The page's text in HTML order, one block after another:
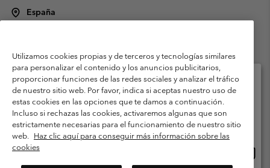
España
Condiciones de uso
Terminos de Venta
Garantía
Política de Privacidad
Términos y condiciones del programa de miembros
Términos De Uso Del Contenido Generado Por Los Usuarios
Impressum
Cookies Public CBCR
Utilizamos cookies propias y de terceros y tecnologías similares
para personalizar el contenido y los anuncios publicitarios,
proporcionar funciones de las redes sociales y analizar el tráfico
de nuestro sitio web. Por favor, indica si aceptas nuestro uso de
estas cookies en las opciones que te damos a continuación.
Incluso si rechazas las cookies, activaremos algunas que son
estrictamente necesarias para el funcionamiento de nuestro sitio
web. Haz clic aquí para conseguir más información sobre las
cookies
Selecciona tu país e idioma envío
Compras en línea disponibles